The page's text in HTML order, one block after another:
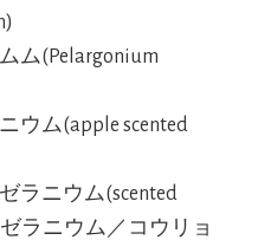
ム(Pelargonium
ウム(apple scented
ラニウム(scented
ラニウム／コウリョ